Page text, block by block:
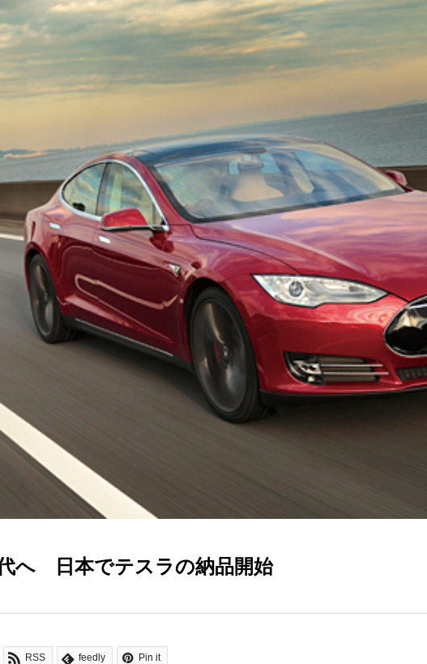
へ 日本でテスラの納品開始
RSS feedly Pin it